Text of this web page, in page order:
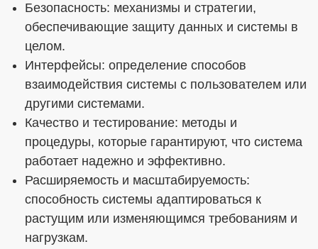
Безопасность: механизмы и стратегии,
обеспечивающие защиту данных и системы в
целом.
Интерфейсы: определение способов
взаимодействия системы с пользователем или
другими системами.
Качество и тестирование: методы и
процедуры, которые гарантируют, что система
работает надежно и эффективно.
Расширяемость и масштабируемость:
способность системы адаптироваться к
растущим или изменяющимся требованиям и
нагрузкам.